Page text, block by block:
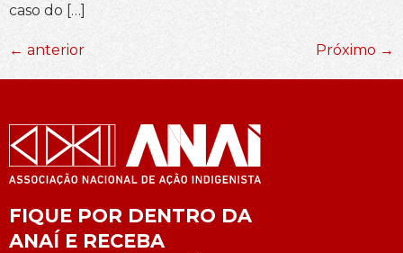
caso do […]
← anterior Próximo →
FIQUE POR DENTRO DA
ANAÍ E RECEBA